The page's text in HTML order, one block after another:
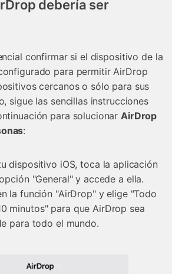
debería ser
confirmar si el dispositivo de la
para permitir AirDrop
cercanos o sólo para sus
sigue las sencillas instrucciones
para solucionar AirDrop
:
dispositivo iOS, toca la aplicación
"General" y accede a ella.
la función "AirDrop" y elige "Todo
minutos" para que AirDrop sea
para todo el mundo.